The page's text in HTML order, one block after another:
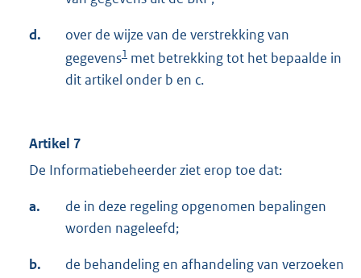
d.
over de wijze van de verstrekking van
gegevens1 met betrekking tot het bepaalde in
dit artikel onder b en c.
Artikel 7
De Informatiebeheerder ziet erop toe dat:
a.
de in deze regeling opgenomen bepalingen
worden nageleefd;
b.
de behandeling en afhandeling van verzoeken